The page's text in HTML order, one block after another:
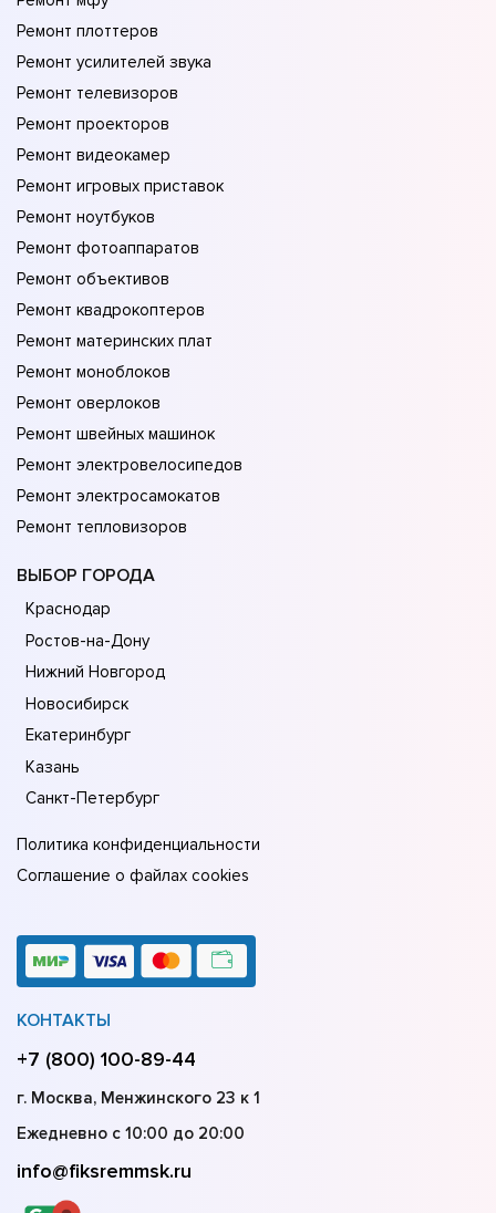
Ремонт плоттеров
Ремонт усилителей звука
Ремонт телевизоров
Ремонт проекторов
Ремонт видеокамер
Ремонт игровых приставок
Ремонт ноутбуков
Ремонт фотоаппаратов
Ремонт объективов
Ремонт квадрокоптеров
Ремонт материнских плат
Ремонт моноблоков
Ремонт оверлоков
Ремонт швейных машинок
Ремонт электровелосипедов
Ремонт электросамокатов
Ремонт тепловизоров
ВЫБОР ГОРОДА
Краснодар
Ростов-на-Дону
Нижний Новгород
Новосибирск
Екатеринбург
Казань
Санкт-Петербург
Политика конфиденциальности
Соглашение о файлах cookies
КОНТАКТЫ
+7 (800) 100-89-44
г. Москва, Менжинского 23 к 1
Ежедневно с 10:00 до 20:00
info@fiksremmsk.ru